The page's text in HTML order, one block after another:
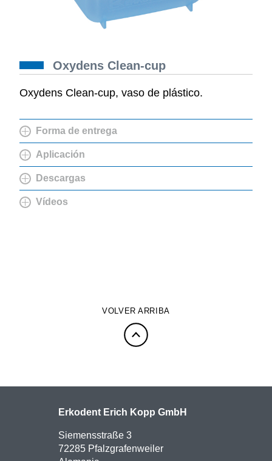
Oxydens Clean-cup
Oxydens Clean-cup, vaso de plástico.
Forma de entrega
Aplicación
Descargas
Vídeos
VOLVER ARRIBA
Erkodent Erich Kopp GmbH
Siemensstraße 3
72285 Pfalzgrafenweiler